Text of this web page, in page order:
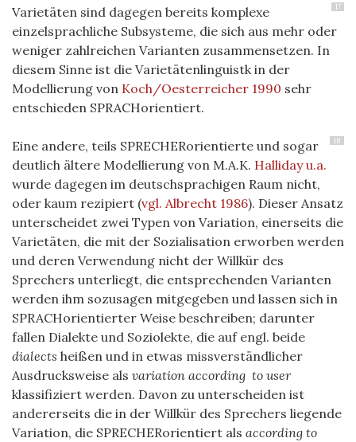
17
Varietäten sind dagegen bereits komplexe
einzelsprachliche Subsysteme, die sich aus mehr oder
weniger zahlreichen Varianten zusammensetzen. In
diesem Sinne ist die Varietätenlinguistk in der
Modellierung von Koch/Oesterreicher 1990 sehr
entschieden SPRACHorientiert.
18
Eine andere, teils SPRECHERorientierte und sogar
deutlich ältere Modellierung von M.A.K. Halliday u.a.
wurde dagegen im deutschsprachigen Raum nicht,
oder kaum rezipiert (vgl. Albrecht 1986). Dieser Ansatz
unterscheidet zwei Typen von Variation, einerseits die
Varietäten, die mit der Sozialisation erworben werden
und deren Verwendung nicht der Willkür des
Sprechers unterliegt, die entsprechenden Varianten
werden ihm sozusagen mitgegeben und lassen sich in
SPRACHorientierter Weise beschreiben; darunter
fallen Dialekte und Soziolekte, die auf engl. beide
dialects heißen und in etwas missverständlicher
Ausdrucksweise als variation according to user
klassifiziert werden. Davon zu unterscheiden ist
andererseits die in der Willkür des Sprechers liegende
Variation, die SPRECHERorientiert als according to